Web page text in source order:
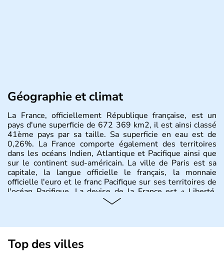
Géographie et climat
La France, officiellement République française, est un
pays d'une superficie de 672 369 km2, il est ainsi classé
41ème pays par sa taille. Sa superficie en eau est de
0,26%. La France comporte également des territoires
dans les océans Indien, Atlantique et Pacifique ainsi que
sur le continent sud-américain. La ville de Paris est sa
capitale, la langue officielle le français, la monnaie
officielle l'euro et le franc Pacifique sur ses territoires de
l'océan Pacifique. La devise de la France est « Liberté,
Égalité, Fraternité », et son drapeau est constitué de trois
européenne de la France est appelée France
métropolitaine et est située à l'une des extrémités
occidentales de l'Europe. Elle est bordée par la mer du
Top des villes